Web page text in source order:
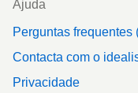
Ajuda
Perguntas frequentes
Contacta com o
Privacidade